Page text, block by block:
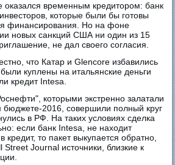
оказался временным кредитором: банк
которые были бы готовы
финансирования. Но на фоне
новых санкций США ни один из 15
не дал своего согласия.
что Катар и Glencore избавились
куплены на итальянские деньги
кредит Intesa.
которыми экстренно залатали
2016, совершили полный круг
в РФ. На таких условиях сделка
если банк Intesa, не находит
то пакет выкупается обратно,
Street Journal источники, близкие к